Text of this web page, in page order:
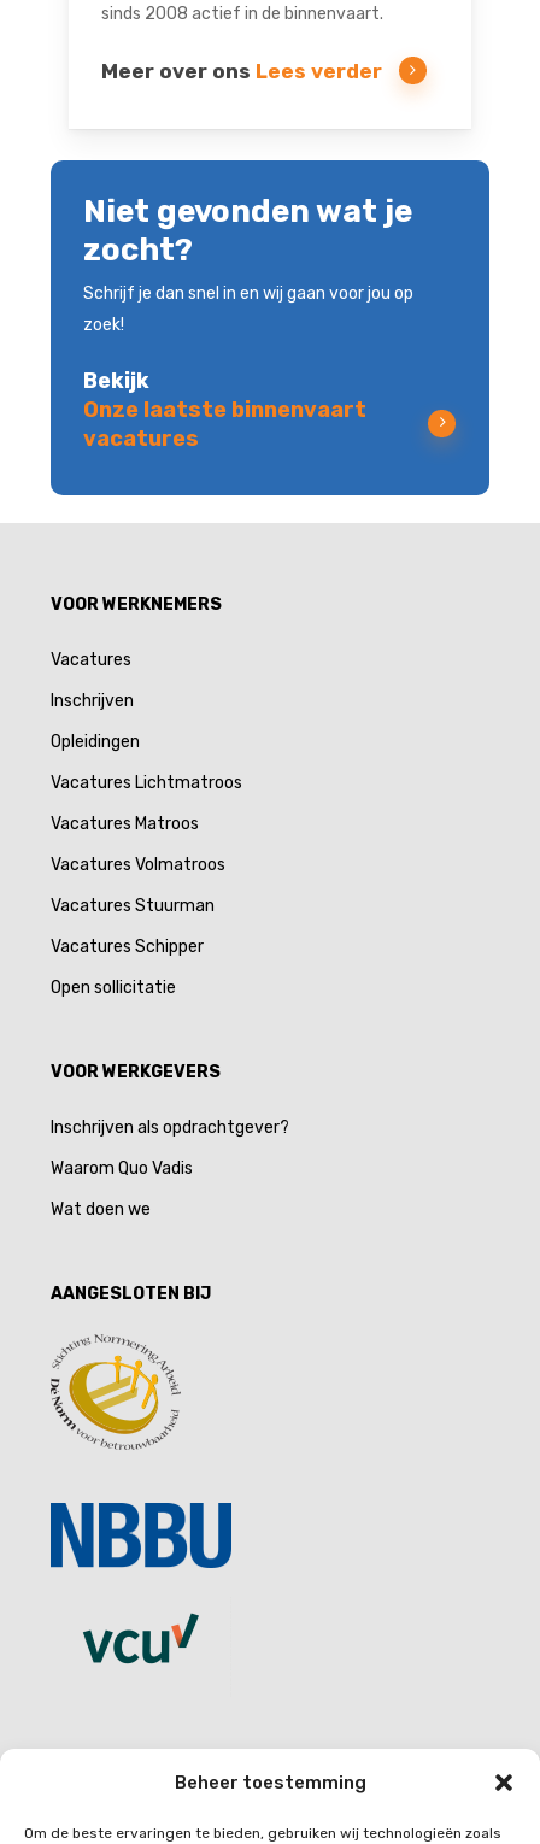
Beheer toestemming
Om de beste ervaringen te bieden, gebruiken wij technologieën zoals
sinds 2008 actief in de binnenvaart.
Meer over ons Lees verder
Niet gevonden wat je
zocht?
Schrijf je dan snel in en wij gaan voor jou op
zoek!
Bekijk
Onze laatste binnenvaart
vacatures
VOOR WERKNEMERS
Vacatures
Inschrijven
Opleidingen
Vacatures Lichtmatroos
Vacatures Matroos
Vacatures Volmatroos
Vacatures Stuurman
Vacatures Schipper
Open sollicitatie
VOOR WERKGEVERS
Inschrijven als opdrachtgever?
Waarom Quo Vadis
Wat doen we
AANGESLOTEN BIJ